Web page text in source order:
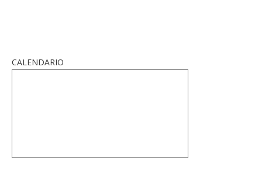
CALENDARIO